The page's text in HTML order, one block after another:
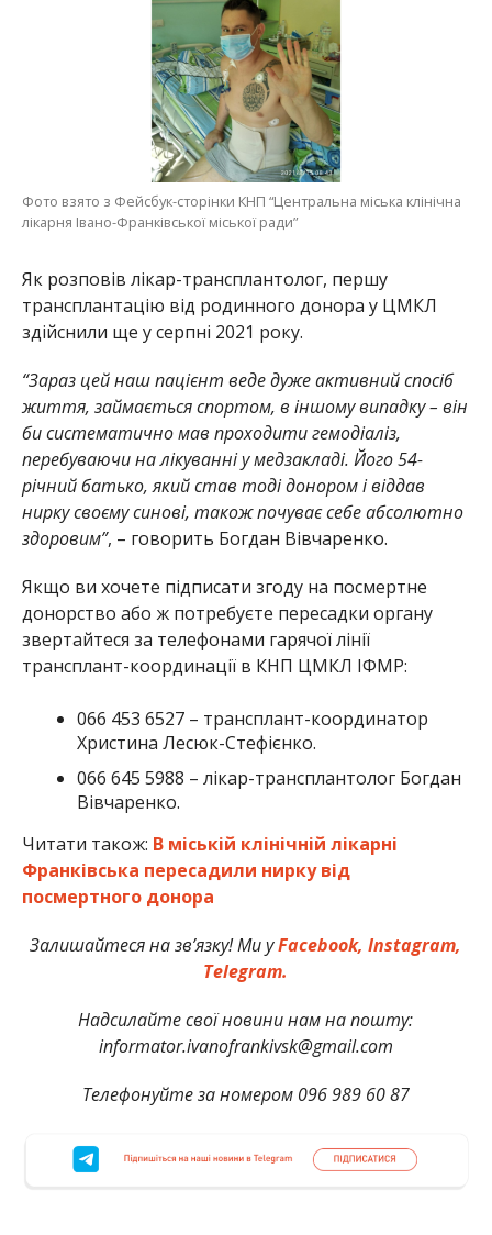
Фото взято з Фейсбук-сторінки КНП “Центральна міська клінічна
лікарня Івано-Франківської міської ради”
Як розповів лікар-трансплантолог, першу
трансплантацію від родинного донора у ЦМКЛ
здійснили ще у серпні 2021 року.
“Зараз цей наш пацієнт веде дуже активний спосіб
життя, займається спортом, в іншому випадку – він
би систематично мав проходити гемодіаліз,
перебуваючи на лікуванні у медзакладі. Його 54-
річний батько, який став тоді донором і віддав
нирку своєму синові, також почуває себе абсолютно
здоровим”, – говорить Богдан Вівчаренко.
Якщо ви хочете підписати згоду на посмертне
донорство або ж потребуєте пересадки органу
звертайтеся за телефонами гарячої лінії
трансплант-координації в КНП ЦМКЛ ІФМР:
066 453 6527 – трансплант-координатор
Христина Лесюк-Стефієнко.
066 645 5988 – лікар-трансплантолог Богдан
Вівчаренко.
Читати також: В міській клінічній лікарні
Франківська пересадили нирку від
посмертного донора
Залишайтеся на зв’язку! Ми уFacebook,Instagram,
Telegram.
Надсилайте свої новини нам на пошту:
informator.ivanofrankivsk@gmail.com
Телефонуйте за номером 096 989 60 87